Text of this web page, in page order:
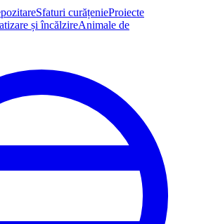
Sfaturi curățenieProiecte
și încălzireAnimale de